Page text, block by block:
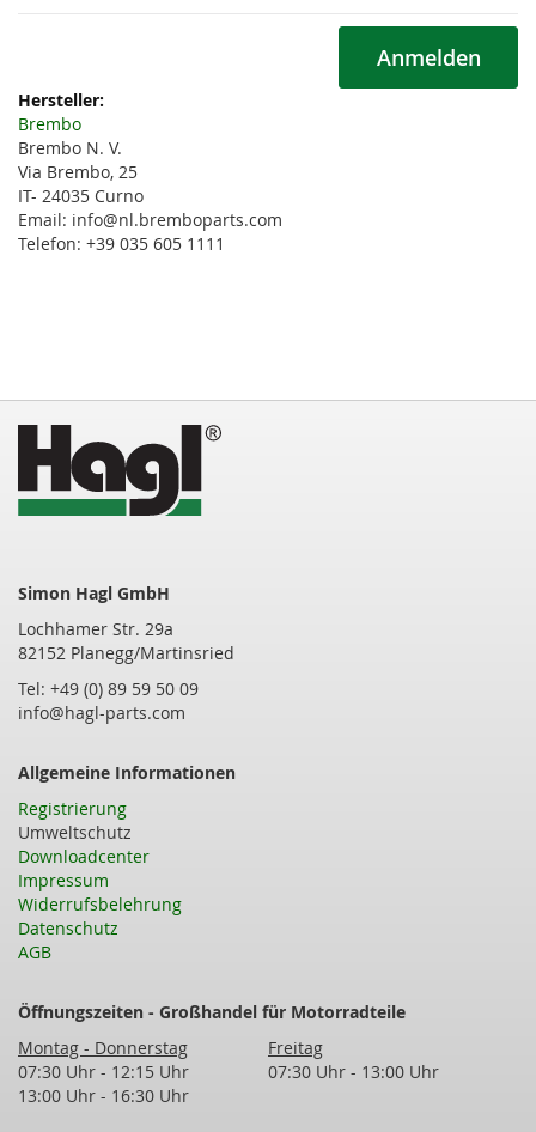
Anmelden
Weitere
Informationen
Brembo
Brembo N. V.
Via Brembo, 25
IT- 24035 Curno
Email: info@nl.bremboparts.com
Telefon: +39 035 605 1111
Simon Hagl GmbH
Lochhamer Str. 29a
82152 Planegg/Martinsried
Tel: +49 (0) 89 59 50 09
info@hagl-parts.com
Allgemeine Informationen
Registrierung
Umweltschutz
Downloadcenter
Impressum
Widerrufsbelehrung
Datenschutz
AGB
Öffnungszeiten - Großhandel für Motorradteile
Montag - Donnerstag
Freitag
07:30 Uhr - 12:15 Uhr
13:00 Uhr - 16:30 Uhr
07:30 Uhr - 13:00 Uhr